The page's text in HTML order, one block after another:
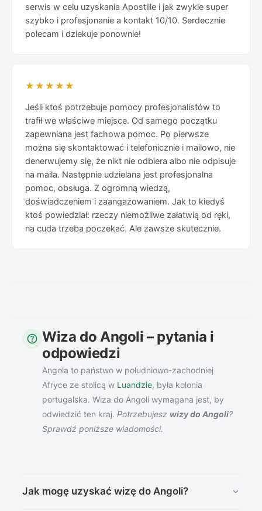
serwis w celu uzyskania Apostille i jak zwykle super
szybko i profesjonanie a kontakt 10/10. Serdecznie
polecam i dziekuje ponownie!
★★★★★
Jeśli ktoś potrzebuje pomocy profesjonalistów to
trafił we właściwe miejsce. Od samego początku
zapewniana jest fachowa pomoc. Po pierwsze
można się skontaktować i telefonicznie i mailowo, nie
denerwujemy się, że nikt nie odbiera albo nie odpisuje
na maila. Następnie udzielana jest profesjonalna
pomoc, obsługa. Z ogromną wiedzą,
doświadczeniem i zaangażowaniem. Jak to kiedyś
ktoś powiedział: rzeczy niemożliwe załatwią od ręki,
na cuda trzeba poczekać. Ale zawsze skutecznie.
help Wiza do Angoli – pytania i
odpowiedzi
Angola to państwo w południowo-zachodniej
Afryce ze stolicą w Luandzie, była kolonia
portugalska. Wiza do Angoli wymagana jest, by
odwiedzić ten kraj. Potrzebujesz wizy do Angoli?
Sprawdź poniższe wiadomości.
Jak mogę uzyskać wizę do Angoli?